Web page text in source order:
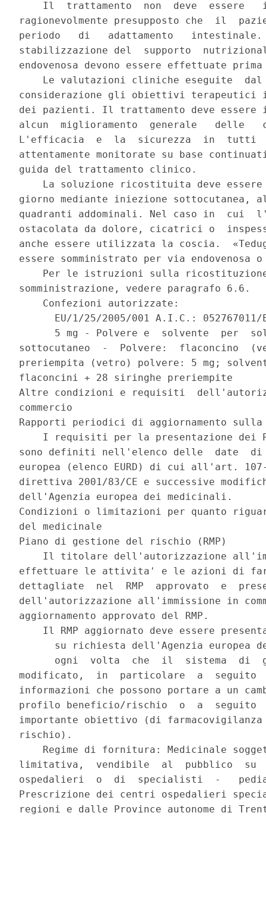
Il  trattamento  non  deve  essere
ragionevolmente presupposto che  il
periodo   di   adattamento
stabilizzazione del  supporto
endovenosa devono essere effettuate
Le valutazioni cliniche eseguite
considerazione gli obiettivi terapeutici
dei pazienti. Il trattamento deve
alcun  miglioramento  generale   delle
L'efficacia  e  la  sicurezza  in  tutti  i
attentamente monitorate su base
guida del trattamento clinico.
La soluzione ricostituita deve
giorno mediante iniezione
quadranti addominali. Nel caso in  cui
ostacolata da dolore, cicatrici o
anche essere utilizzata la coscia.
essere somministrato per via endovenosa
Per le istruzioni sulla
somministrazione, vedere paragrafo 6.6.
    Confezioni autorizzate:
EU/1/25/2005/001 A.I.C.:
5 mg - Polvere e  solvente  per
sottocutaneo  -  Polvere:  flaconcino
preriempita (vetro) polvere: 5 mg;
flaconcini + 28 siringhe preriempite
Altre condizioni e requisiti
commercio
Rapporti periodici di aggiornamento sulla
I requisiti per la presentazione dei
sono definiti nell'elenco delle  date
europea (elenco EURD) di cui all'art.
direttiva 2001/83/CE e successive
dell'Agenzia europea dei medicinali.
Condizioni o limitazioni per quanto
del medicinale
Piano di gestione del rischio (RMP)
Il titolare dell'autorizzazione
effettuare le attivita' e le azioni di
dettagliate  nel  RMP  approvato  e
dell'autorizzazione all'immissione in
aggiornamento approvato del RMP.
Il RMP aggiornato deve essere
su richiesta dell'Agenzia europea
ogni  volta  che  il  sistema  di
modificato,  in  particolare  a  seguito
informazioni che possono portare a un
profilo beneficio/rischio  o  a  seguito
importante obiettivo (di
rischio).
Regime di fornitura: Medicinale
limitativa,  vendibile  al  pubblico
ospedalieri  o  di  specialisti  -
Prescrizione dei centri ospedalieri